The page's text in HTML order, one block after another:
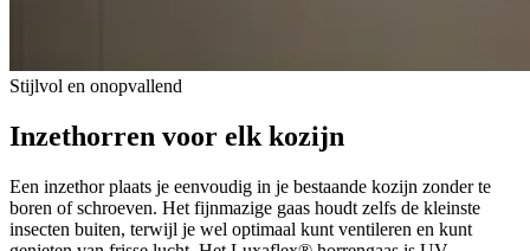
Stijlvol en onopvallend
Inzethorren voor elk kozijn
Een inzethor plaats je eenvoudig in je bestaande kozijn zonder te
boren of schroeven. Het fijnmazige gaas houdt zelfs de kleinste
insecten buiten, terwijl je wel optimaal kunt ventileren en kunt